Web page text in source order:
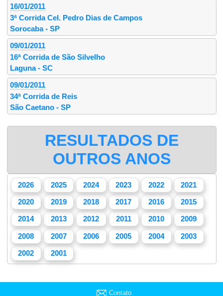
16/01/2011
3ª Corrida Cel. Pedro Dias de Campos
Sorocaba - SP
09/01/2011
16ª Corrida de São Silvelho
Laguna - SC
09/01/2011
34ª Corrida de Reis
São Caetano - SP
RESULTADOS DE
OUTROS ANOS
2026 2025 2024 2023 2022 2021
2020 2019 2018 2017 2016 2015
2014 2013 2012 2011 2010 2009
2008 2007 2006 2005 2004 2003
2002 2001
Contato